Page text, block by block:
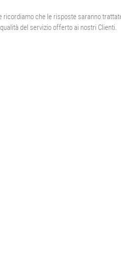
che le risposte saranno
del servizio offerto ai nostri Clienti.